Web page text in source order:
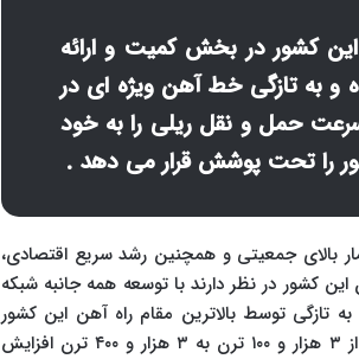
کشور در بخش کمیت و ارائه
و به تازگی خط آهن ویژه ای در
حمل و نقل ریلی را به خود
را تحت پوشش قرار می دهد .
بالای جمعیتی و همچنین رشد سریع اقتصادی،
کشور در نظر دارند با توسعه همه جانبه شبکه
تازگی توسط بالاترین مقام راه آهن این کشور
اعلام شد. در همین راستا قرار است تعداد قطارهای مسافربری چین از ۳ هزار و ۱۰۰ ترن به ۳ هزار و ۴۰۰ ترن افزایش